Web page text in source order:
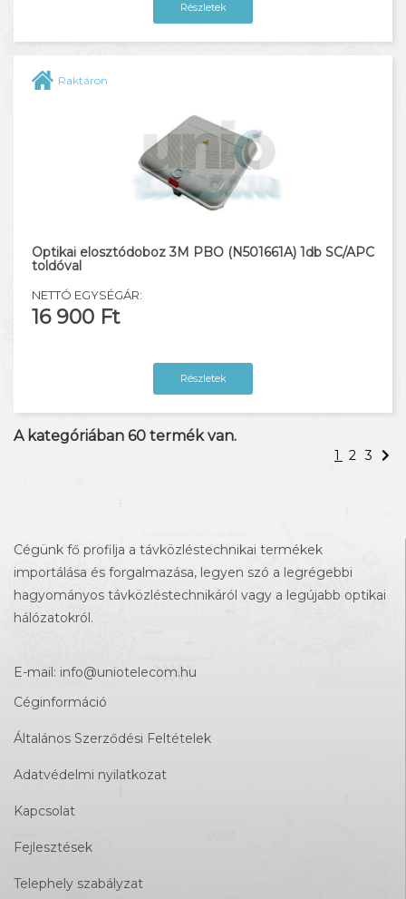
Részletek
Raktáron
Optikai elosztódoboz 3M PBO (N501661A) 1db SC/APC
toldóval
NETTÓ EGYSÉGÁR:
16 900 Ft
Részletek
A kategóriában 60 termék van.
1 2 3
Cégünk fő profilja a távközléstechnikai termékek
importálása és forgalmazása, legyen szó a legrégebbi
hagyományos távközléstechnikáról vagy a legújabb optikai
hálózatokról.
E-mail: info@uniotelecom.hu
Céginformáció
Általános Szerződési Feltételek
Adatvédelmi nyilatkozat
Kapcsolat
Fejlesztések
Telephely szabályzat